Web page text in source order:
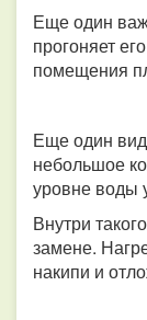
Еще один
прогоняет
помещения
Еще один
небольшое
уровне воды
Внутри
замене.
накипи и